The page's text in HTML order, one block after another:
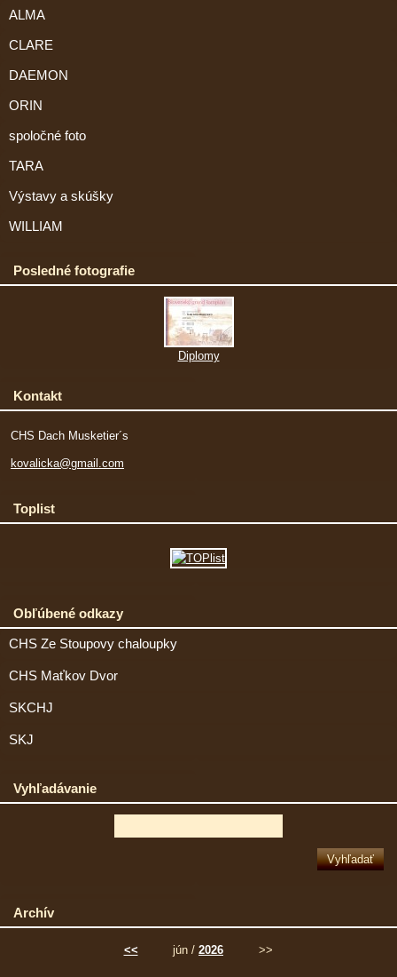
ALMA
CLARE
DAEMON
ORIN
spoločné foto
TARA
Výstavy a skúšky
WILLIAM
Posledné fotografie
Diplomy
Kontakt
CHS Dach Musketier´s
kovalicka@gmail.com
Toplist
Obľúbené odkazy
CHS Ze Stoupovy chaloupky
CHS Maťkov Dvor
SKCHJ
SKJ
Vyhľadávanie
Archív
<< jún / 2026 >>